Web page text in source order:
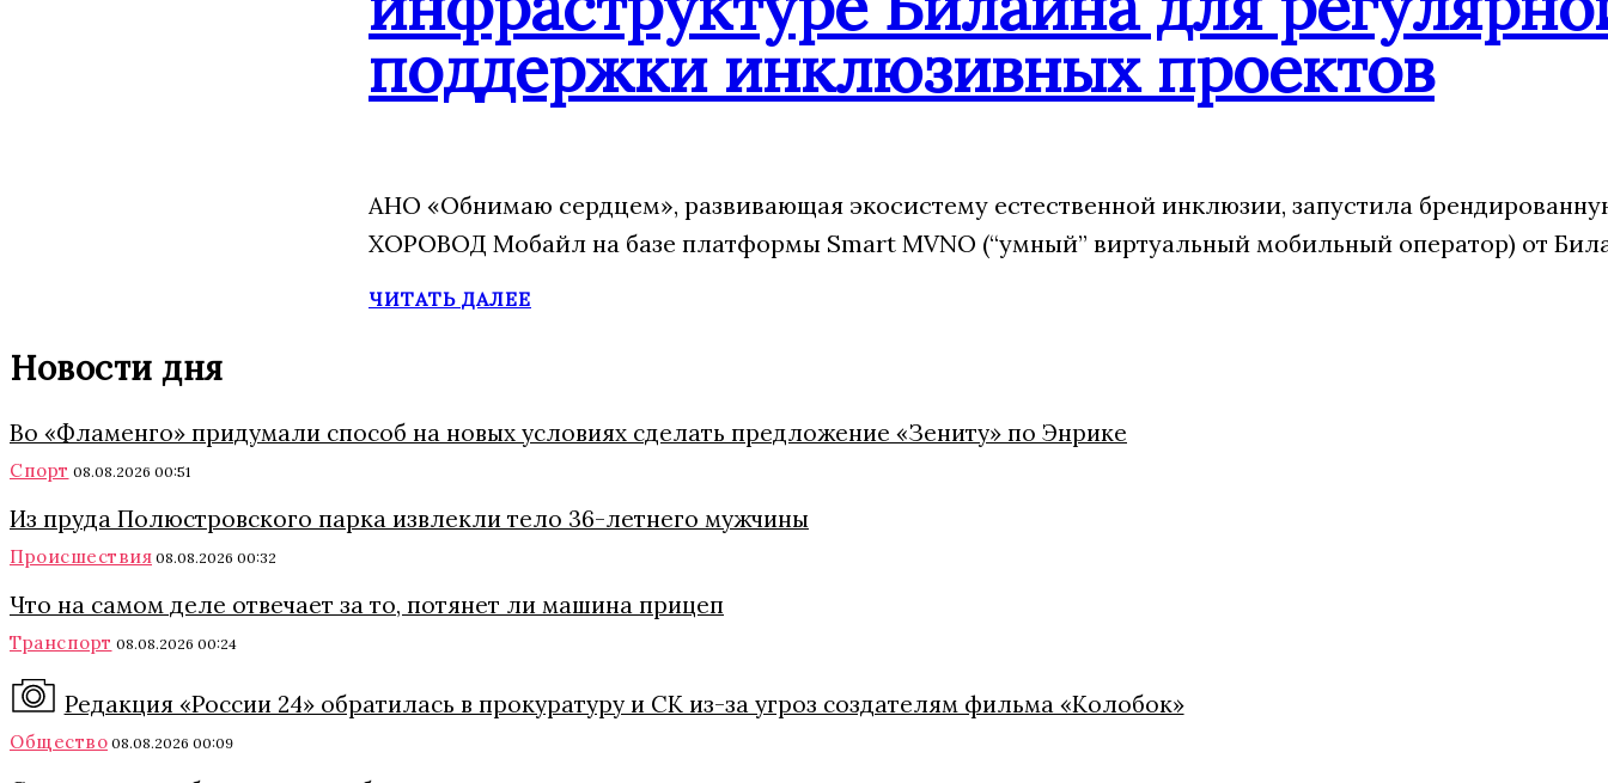
поддержки инклюзивных проектов
АНО «Обнимаю сердцем», развивающая экосистему естественной инклюзии, запустила
ХОРОВОД Мобайл на базе платформы Smart MVNO (“умный” виртуальный мобильный оператор) от
ЧИТАТЬ ДАЛЕЕ
Новости дня
Во «Фламенго» придумали способ на новых условиях сделать предложение «Зениту» по Энрике
Спорт 08.08.2026 00:51
Из пруда Полюстровского парка извлекли тело 36-летнего мужчины
Происшествия 08.08.2026 00:32
Что на самом деле отвечает за то, потянет ли машина прицеп
Транспорт 08.08.2026 00:24
Редакция «России 24» обратилась в прокуратуру и СК из-за угроз создателям фильма «Колобок»
Общество 08.08.2026 00:09